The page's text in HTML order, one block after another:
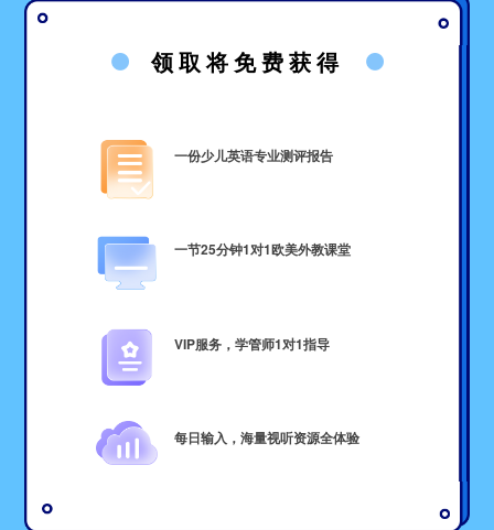
领取将免费获得
一份少儿英语专业测评报告
一节25分钟1对1欧美外教课堂
VIP服务，学管师1对1指导
每日输入，海量视听资源全体验